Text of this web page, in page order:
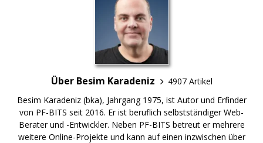
Über Besim Karadeniz
4907 Artikel
Besim Karadeniz (bka), Jahrgang 1975, ist Autor und Erfinder
von PF-BITS seit 2016. Er ist beruflich selbstständiger Web-
Berater und -Entwickler. Neben PF-BITS betreut er mehrere
weitere Online-Projekte und kann auf einen inzwischen über